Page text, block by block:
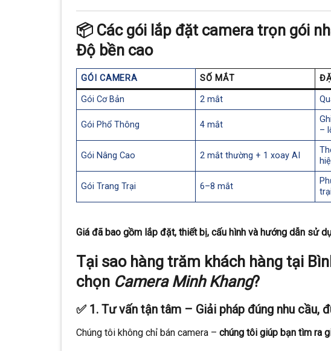
📦 Các gói lắp đặt camera trọn gói
Độ bền cao
GÓI CAMERA SỐ MẮT
Gói Cơ Bản 2 mắt
Gói Phổ Thông 4 mắt
–
Gói Nâng Cao 2 mắt thường + 1 xoay AI
Gói Trang Trại 6–8 mắt
Giá đã bao gồm lắp đặt, thiết bị, cấu hình và hướng dẫn sử
Tại sao hàng trăm khách hàng tại
chọn Camera Minh Khang?
✅ 1. Tư vấn tận tâm – Giải pháp đúng nhu cầu,
Chúng tôi không chỉ bán camera – chúng tôi giúp bạn tìm ra